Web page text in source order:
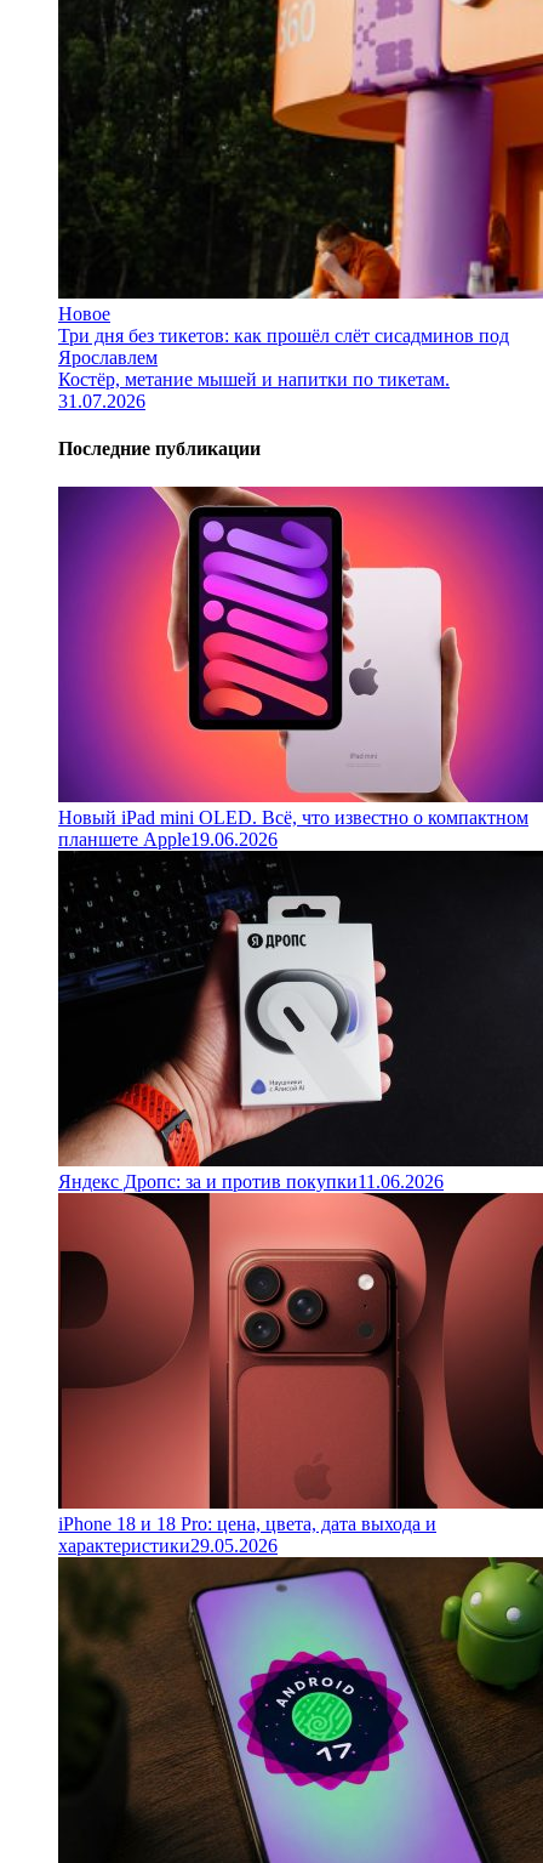
Новое
Три дня без тикетов: как прошёл слёт сисадминов под
Ярославлем
Костёр, метание мышей и напитки по тикетам.
31.07.2026
Последние публикации
Новый iPad mini OLED. Всё, что известно о компактном
планшете Apple19.06.2026
Яндекс Дропс: за и против покупки11.06.2026
iPhone 18 и 18 Pro: цена, цвета, дата выхода и
характеристики29.05.2026